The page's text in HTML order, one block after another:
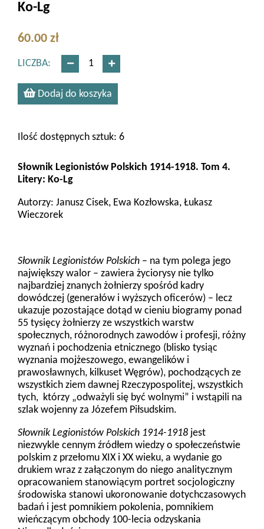
Ko-Lg
60.00 zł
LICZBA:
Dodaj do koszyka
Ilość dostępnych sztuk: 6
Słownik Legionistów Polskich 1914-1918. Tom 4.
Litery: Ko-Lg
Autorzy: Janusz Cisek, Ewa Kozłowska, Łukasz
Wieczorek
Słownik Legionistów Polskich – na tym polega jego
największy walor – zawiera życiorysy nie tylko
najbardziej znanych żołnierzy spośród kadry
dowódczej (generałów i wyższych oficerów) – lecz
ukazuje pozostające dotąd w cieniu biogramy ponad
55 tysięcy żołnierzy ze wszystkich warstw
społecznych, różnorodnych zawodów i profesji, różny
wyznań i pochodzenia etnicznego (blisko tysiąc
wyznania mojżeszowego, ewangelików i
prawosławnych, kilkuset Węgrów), pochodzących ze
wszystkich ziem dawnej Rzeczypospolitej, wszystkich
tych, którzy „odważyli się być wolnymi” i wstąpili na
szlak wojenny za Józefem Piłsudskim.
Słownik Legionistów Polskich 1914-1918 jest
niezwykle cennym źródłem wiedzy o społeczeństwie
polskim z przełomu XIX i XX wieku, a wydanie go
drukiem wraz z załączonym do niego analitycznym
opracowaniem stanowiącym portret socjologiczny
środowiska stanowi ukoronowanie dotychczasowych
badań i jest pomnikiem pokolenia, pomnikiem
wieńczącym obchody 100-lecia odzyskania